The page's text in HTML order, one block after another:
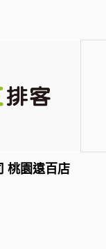
桃園遠百店